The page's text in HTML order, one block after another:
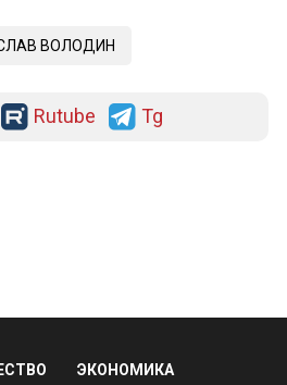
ВОЛОДИН
Rutube Tg
ЭКОНОМИКА